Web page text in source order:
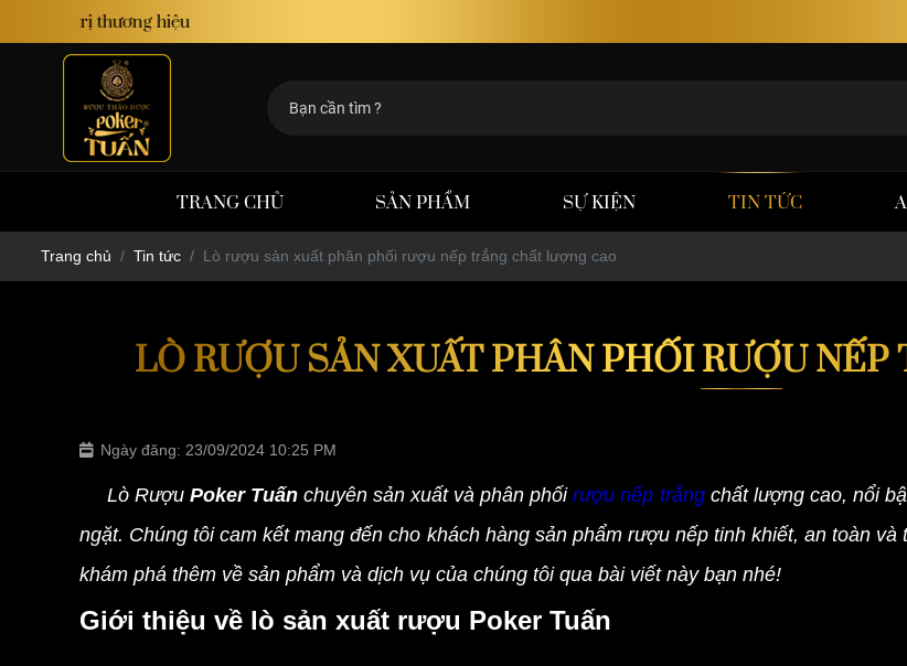
TRANG CHỦ SẢN PHẨM SỰ KIỆN TIN TỨC
Trang chủ Tin tức Lò rượu sản xuất phân phối rượu nếp trắng chất lượng cao
LÒ RƯỢU SẢN XUẤT PHÂN PHỐI RƯỢU NẾP
Ngày đăng: 23/09/2024 10:25 PM
Lò RượuPoker Tuấn chuyên sản xuất và phân phốirượu nếp trắngchất lượng cao, nổi
ngặt. Chúng tôi cam kết mang đến cho khách hàng sản phẩm rượu nếp tinh khiết, an toàn
khám phá thêm về sản phẩm và dịch vụ của chúng tôi qua bài viết này bạn nhé!
Giới thiệu về lò sản xuất rượu Poker Tuấn